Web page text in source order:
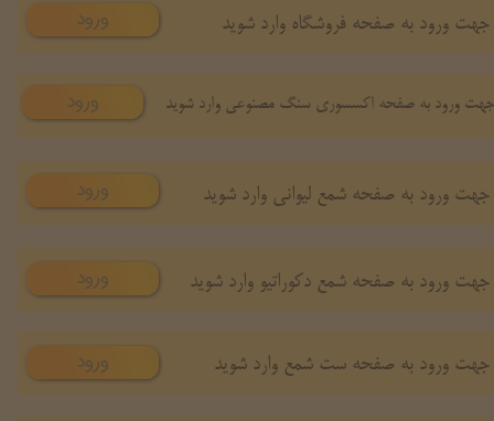
جهت ورود به صفحه فروشگاه وارد شوید ورود
جهت ورود به صفحه شمع لیوانی وارد شوید ورود
جهت ورود به صفحه شمع دکوراتیو وارد شوید ورود
جهت ورود به صفحه ست شمع وارد شوید ورود
ورود به صفحه اکسسوری سنگ مصنوعی وارد شوید ورود